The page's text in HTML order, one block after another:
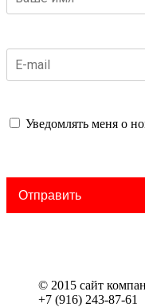
Уведомлять меня о
© 2015 сайт
+7 (916) 243-87-61